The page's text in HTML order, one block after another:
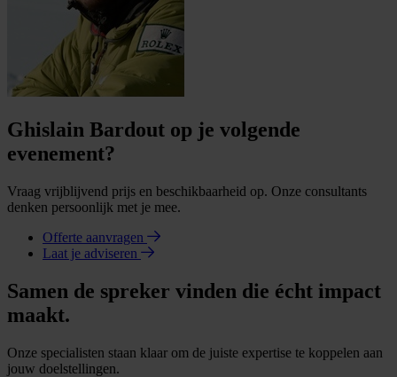
Ghislain Bardout op je volgende
evenement?
Vraag vrijblijvend prijs en beschikbaarheid op. Onze consultants
denken persoonlijk met je mee.
Offerte aanvragen
Laat je adviseren
Samen de spreker vinden die écht impact
maakt.
Onze specialisten staan klaar om de juiste expertise te koppelen aan
jouw doelstellingen.